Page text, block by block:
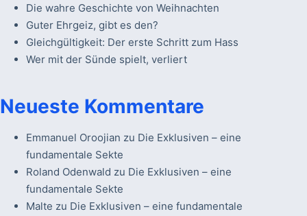
Die wahre Geschichte von Weihnachten
Guter Ehrgeiz, gibt es den?
Gleichgültigkeit: Der erste Schritt zum Hass
Wer mit der Sünde spielt, verliert
Neueste Kommentare
Emmanuel Oroojian zu Die Exklusiven – eine
fundamentale Sekte
Roland Odenwald zu Die Exklusiven – eine
fundamentale Sekte
Malte zu Die Exklusiven – eine fundamentale